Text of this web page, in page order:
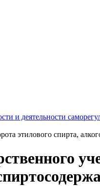
и деятельности
этилового спирта,